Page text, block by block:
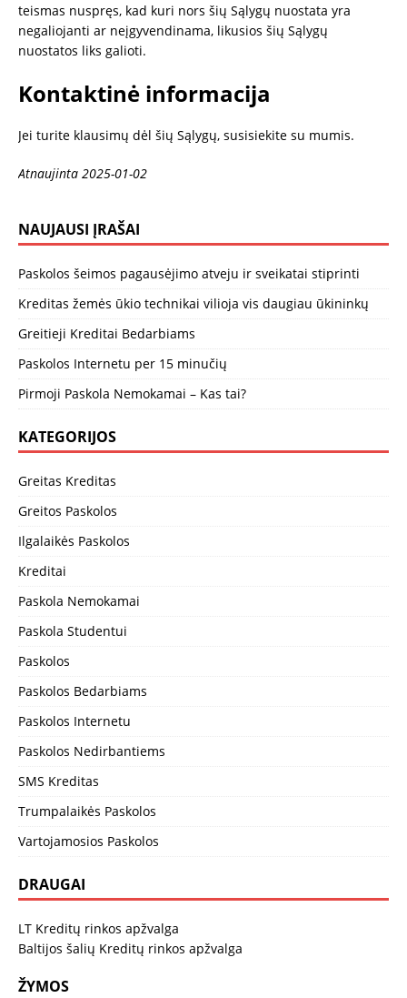
teismas nuspręs, kad kuri nors šių Sąlygų nuostata yra
negaliojanti ar neįgyvendinama, likusios šių Sąlygų
nuostatos liks galioti.
Kontaktinė informacija
Jei turite klausimų dėl šių Sąlygų, susisiekite su mumis.
Atnaujinta 2025-01-02
NAUJAUSI ĮRAŠAI
Paskolos šeimos pagausėjimo atveju ir sveikatai stiprinti
Kreditas žemės ūkio technikai vilioja vis daugiau ūkininkų
Greitieji Kreditai Bedarbiams
Paskolos Internetu per 15 minučių
Pirmoji Paskola Nemokamai – Kas tai?
KATEGORIJOS
Greitas Kreditas
Greitos Paskolos
Ilgalaikės Paskolos
Kreditai
Paskola Nemokamai
Paskola Studentui
Paskolos
Paskolos Bedarbiams
Paskolos Internetu
Paskolos Nedirbantiems
SMS Kreditas
Trumpalaikės Paskolos
Vartojamosios Paskolos
DRAUGAI
LT Kreditų rinkos apžvalga
Baltijos šalių Kreditų rinkos apžvalga
ŽYMOS